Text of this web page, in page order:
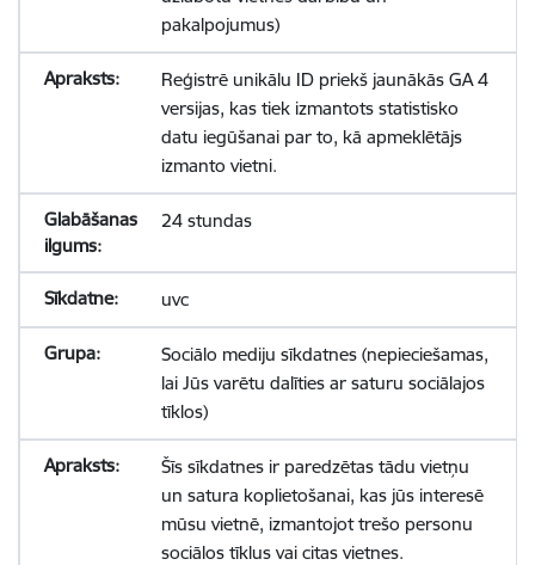
pakalpojumus)
Reģistrē unikālu ID priekš jaunākās GA 4
versijas, kas tiek izmantots statistisko
datu iegūšanai par to, kā apmeklētājs
izmanto vietni.
24 stundas
uvc
Sociālo mediju sīkdatnes (nepieciešamas,
lai Jūs varētu dalīties ar saturu sociālajos
tīklos)
Šīs sīkdatnes ir paredzētas tādu vietņu
un satura koplietošanai, kas jūs interesē
mūsu vietnē, izmantojot trešo personu
sociālos tīklus vai citas vietnes.